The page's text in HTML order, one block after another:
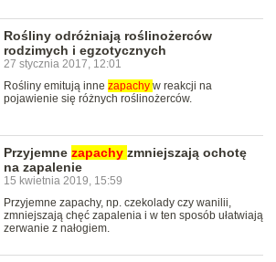
Rośliny odróżniają roślinożerców
rodzimych i egzotycznych
27 stycznia 2017, 12:01
Rośliny emitują inne zapachy w reakcji na
pojawienie się różnych roślinożerców.
Przyjemne zapachy zmniejszają ochotę
na zapalenie
15 kwietnia 2019, 15:59
Przyjemne zapachy, np. czekolady czy wanilii,
zmniejszają chęć zapalenia i w ten sposób ułatwiają
zerwanie z nałogiem.